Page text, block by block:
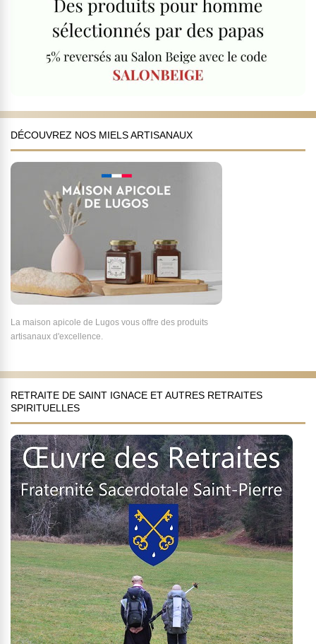
DÉCOUVREZ NOS MIELS ARTISANAUX
La maison apicole de Lugos vous offre des produits
artisanaux d'excellence.
RETRAITE DE SAINT IGNACE ET AUTRES RETRAITES
SPIRITUELLES